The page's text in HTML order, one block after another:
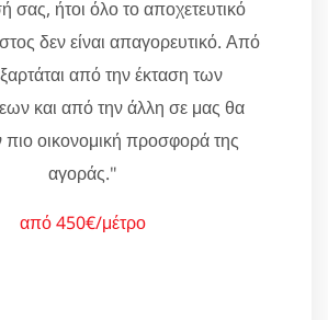
σας, ήτοι όλο το αποχετευτικό
δεν είναι απαγορευτικό. Από
από την έκταση των
και από την άλλη σε μας θα
πιο οικονομική προσφορά της
αγοράς."
από 450€/μέτρο